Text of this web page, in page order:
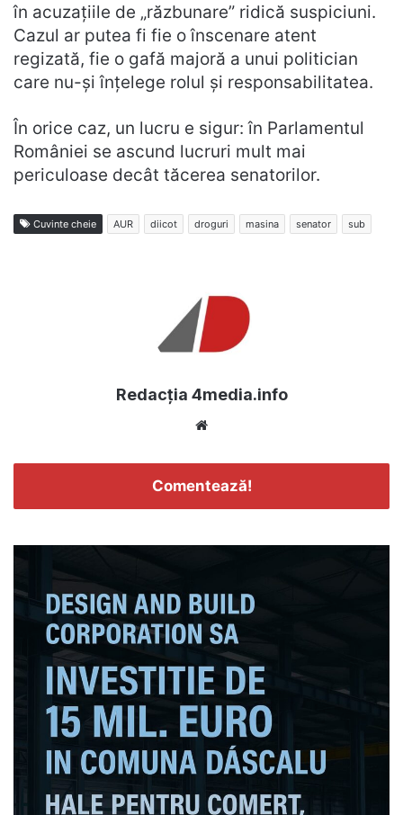
în acuzațiile de „răzbunare” ridică suspiciuni.
Cazul ar putea fi fie o înscenare atent
regizată, fie o gafă majoră a unui politician
care nu-și înțelege rolul și responsabilitatea.
În orice caz, un lucru e sigur: în Parlamentul
României se ascund lucruri mult mai
periculoase decât tăcerea senatorilor.
Cuvinte cheie AUR diicot droguri masina senator sub
Redacția 4media.info
Comentează!